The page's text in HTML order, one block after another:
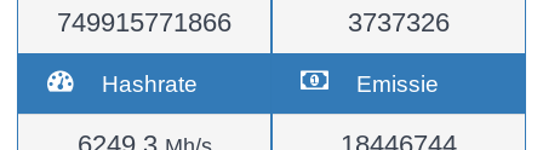
749915771866 3737326
Hashrate Emissie